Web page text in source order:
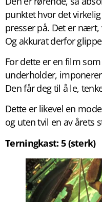
punktet hvor det
presser på. Det er
Og akkurat derfor
For dette er en film
underholder,
Den får deg til å le,
Dette er likevel en
og uten tvil en av årets
Terningkast: 5 (sterk)